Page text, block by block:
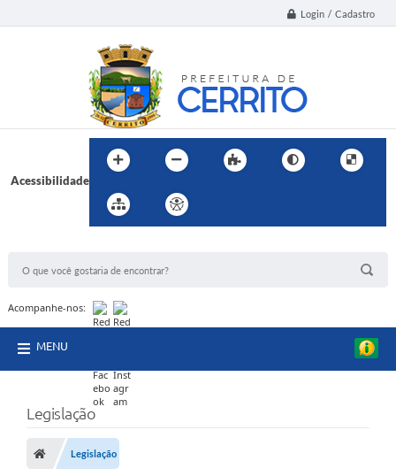
Login / Cadastro
Acessibilidade
Acompanhe-nos:
MENU
Legislação
Legislação